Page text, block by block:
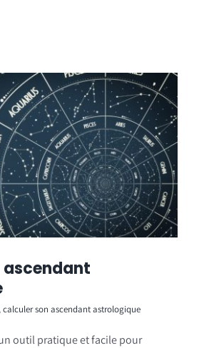
ascendant
,calculer son ascendant astrologique
outil pratique et facile pour